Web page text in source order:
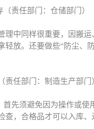
责任部门：仓储部门）
理中同样很重要，因搬
轻放。还要做些“防尘、
责任部门：制造生产部门
首先须避免因为操作或
查，合格品才可以入库、